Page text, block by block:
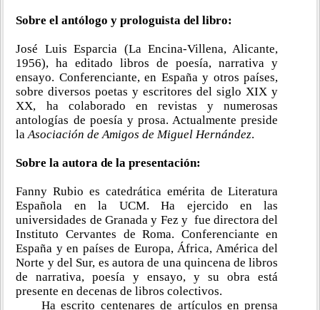
Sobre el antólogo y prologuista del libro:
José Luis Esparcia (La Encina-Villena, Alicante,
1956), ha editado libros de poesía, narrativa y
ensayo. Conferenciante, en España y otros países,
sobre diversos poetas y escritores del siglo XIX y
XX, ha colaborado en revistas y numerosas
antologías de poesía y prosa. Actualmente preside
laAsociación de Amigos de Miguel Hernández.
Sobre la autora de la presentación:
Fanny Rubio es catedrática emérita de Literatura
Española en la UCM. Ha ejercido en las
universidades de Granada y Fez y fue directora del
Instituto Cervantes de Roma. Conferenciante en
España y en países de Europa, África, América del
Norte y del Sur, es autora de una quincena de libros
de narrativa, poesía y ensayo, y su obra está
presente en decenas de libros colectivos.
Ha escrito centenares de artículos en prensa